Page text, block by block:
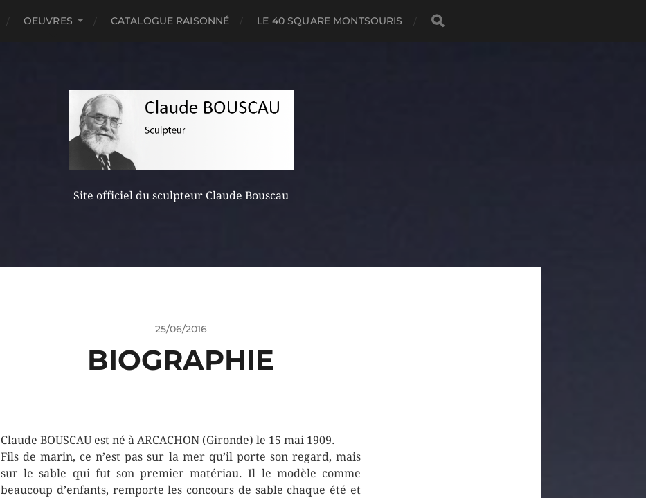
OEUVRES CATALOGUE RAISONNÉ LE 40 SQUARE MONTSOURIS
Site officiel du sculpteur Claude Bouscau
25/06/2016
BIOGRAPHIE
Claude BOUSCAU est né à ARCACHON (Gironde) le 15 mai 1909.
Fils de marin, ce n’est pas sur la mer qu’il porte son regard, mais
sur le sable qui fut son premier matériau. Il le modèle comme
beaucoup d’enfants, remporte les concours de sable chaque été et